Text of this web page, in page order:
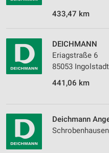
433,47 km
DEICHMANN
Eriagstraße 6
85053 Ingolstadt
441,06 km
Deichmann